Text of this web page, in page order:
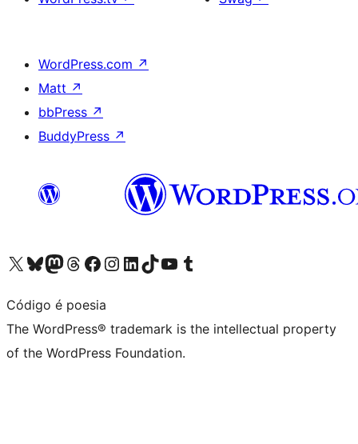
WordPress.com ↗
Matt ↗
bbPress ↗
BuddyPress ↗
Visit our X (formerly Twitter) account
Visit our Bluesky account
Visit our Mastodon account
Visit our Threads account
Visit our Facebook page
Visit our Instagram account
Visit our LinkedIn account
Visit our TikTok account
Visit our YouTube channel
Visit our Tumblr account
Código é poesia
The WordPress® trademark is the intellectual property
of the WordPress Foundation.